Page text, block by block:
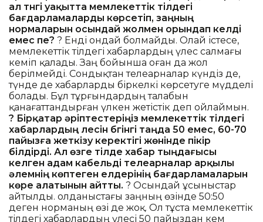
ал түнгі уақытта мемлекеттік тілдегі
бағдарламаларды көрсетіп, заңның
нормаларын осындай жолмен орындап келді
емес пе? ? Енді ондай болмайды. Олай істесе,
мемлекеттік тілдегі хабарлардың үлес салмағы
кеміп қалады. Заң бойынша оған да жол
берілмейді. Сондықтан телеарналар күндіз де,
түнде де хабарларды біркелкі көрсетуге мүдделі
болады. Бұл тұрғындардың талабын
қанағаттандырған үлкен жетістік деп ойлаймын.
? Бірқатар әріптестеріңіз мемлекеттік тілдегі
хабарлардың үлесін бүгінгі таңда 50 емес, 60-70
пайызға жеткізу керектігі жөнінде пікір
білдірді. Ал өзге тілде хабар тыңдағысы
келген адам кабельді телеарналар арқылы
әлемнің көптеген елдерінің бағдарламаларын
көре алатынын айтты. ? Осындай ұсыныстар
айтылды. Қолданыстағы заңның өзінде 50:50
деген норманың өзі де жоқ. Ол тұста мемлекеттік
тілдегі хабарлардың үлесі 50 пайыздан кем